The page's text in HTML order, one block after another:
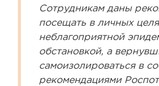
Сотрудникам даны
посещать в личных
неблагоприятной
обстановкой, а
самоизолироваться в
рекомендациями